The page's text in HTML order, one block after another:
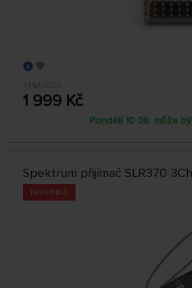
SPM-1030
1 999 Kč
Pondělí 10.08. může
Spektrum přijímač SLR370
NOVINKA